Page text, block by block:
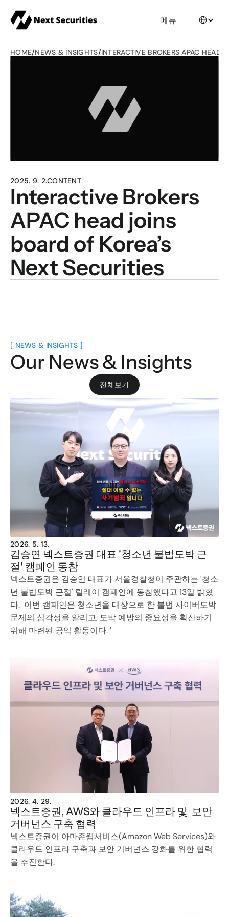
메뉴
HOME/NEWS & INSIGHTS/INTERACTIVE BROKERS APAC HEAD
2025. 9. 2.CONTENT
Interactive Brokers
APAC head joins
board of Korea’s
Next Securities
[ NEWS & INSIGHTS ]
Our News & Insights
전체보기
2026. 5. 13.
김승연 넥스트증권 대표 '청소년 불법도박 근
절' 캠페인 동참
넥스트증권은 김승연 대표가 서울경찰청이 주관하는 '청소
년 불법도박 근절' 릴레이 캠페인에 동참했다고 13일 밝혔
다.  이번 캠페인은 청소년을 대상으로 한 불법 사이버도박
문제의 심각성을 알리고, 도박 예방의 중요성을 확산하기
위해 마련된 공익 활동이다. '
2026. 4. 29.
넥스트증권, AWS와 클라우드 인프라 및  보안
거버넌스 구축 협력
넥스트증권이 아마존웹서비스(Amazon Web Services)와
클라우드 인프라 구축과 보안 거버넌스 강화를 위한 협력
을 추진한다.